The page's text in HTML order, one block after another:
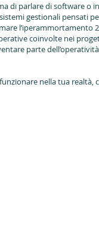
di parlare di software
gestionali pensati
l’iperammortamento
coinvolte nei
parte
nella tua realtà,